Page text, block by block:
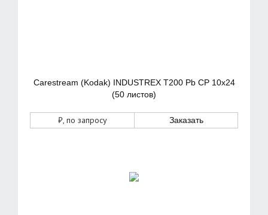
Carestream (Kodak) INDUSTREX T200 Pb CP 10x24
(50 листов)
₽, по запросу Заказать